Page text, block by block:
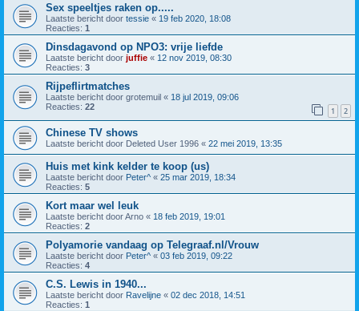
Sex speeltjes raken op.....
Laatste bericht door tessie « 19 feb 2020, 18:08
Reacties: 1
Dinsdagavond op NPO3: vrije liefde
Laatste bericht door juffie « 12 nov 2019, 08:30
Reacties: 3
Rijpeflirtmatches
Laatste bericht door grotemuil « 18 jul 2019, 09:06
Reacties: 22 1 2
Chinese TV shows
Laatste bericht door Deleted User 1996 « 22 mei 2019, 13:35
Huis met kink kelder te koop (us)
Laatste bericht door Peter^ « 25 mar 2019, 18:34
Reacties: 5
Kort maar wel leuk
Laatste bericht doorArno « 18 feb 2019, 19:01
Reacties: 2
Polyamorie vandaag op Telegraaf.nl/Vrouw
Laatste bericht door Peter^ « 03 feb 2019, 09:22
Reacties: 4
C.S. Lewis in 1940...
Laatste bericht door Ravelijne « 02 dec 2018, 14:51
Reacties: 1